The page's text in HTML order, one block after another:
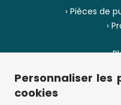
› Pièces de
›
›
Personnaliser
cookies